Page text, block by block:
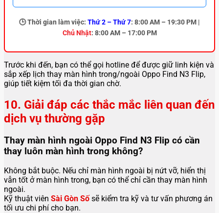
🕒Thời gian làm việc: Thứ 2 – Thứ 7: 8:00 AM – 19:30 PM |
Chủ Nhật: 8:00 AM – 17:00 PM
Trước khi đến, bạn có thể gọi hotline để được giữ linh kiện và
sắp xếp lịch thay màn hình trong/ngoài Oppo Find N3 Flip,
giúp tiết kiệm tối đa thời gian chờ.
10. Giải đáp các thắc mắc liên quan đến
dịch vụ thường gặp
Thay màn hình ngoài Oppo Find N3 Flip có cần
thay luôn màn hình trong không?
Không bắt buộc. Nếu chỉ màn hình ngoài bị nứt vỡ, hiển thị
vẫn tốt ở màn hình trong, bạn có thể chỉ cần thay màn hình
ngoài.
Kỹ thuật viên Sài Gòn Sốsẽ kiểm tra kỹ và tư vấn phương án
tối ưu chi phí cho bạn.